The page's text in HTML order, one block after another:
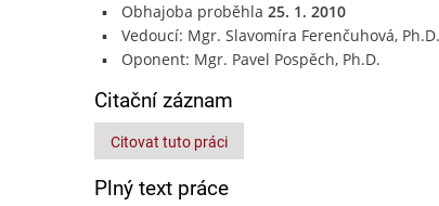
Obhajoba proběhla 25. 1. 2010
Vedoucí: Mgr. Slavomíra Ferenčuhová, Ph.D.
Oponent: Mgr. Pavel Pospěch, Ph.D.
Citační záznam
Citovat tuto práci
Plný text práce